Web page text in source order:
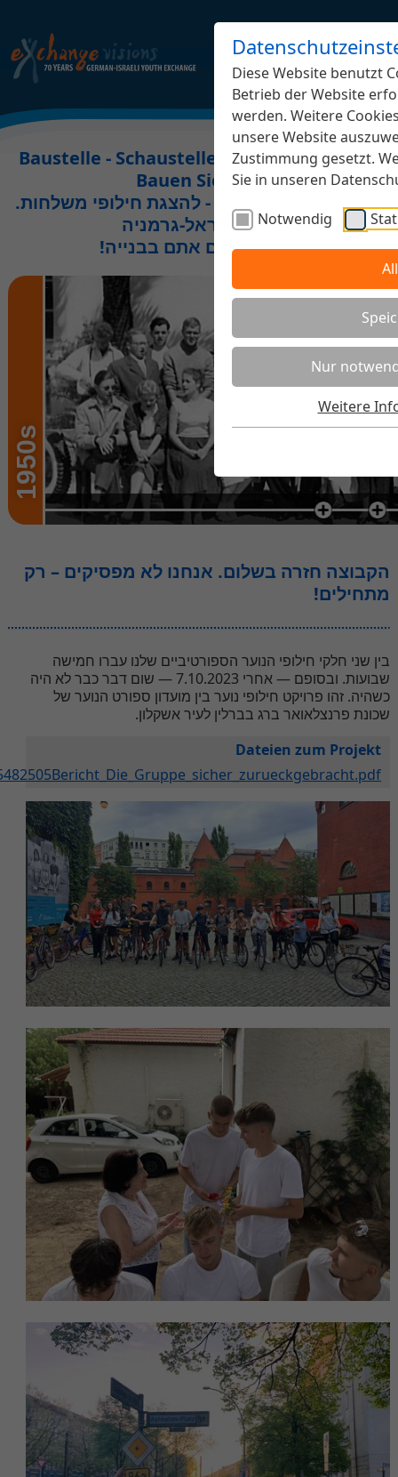
Diese Website benutzt
Betrieb der Website
werden. Weitere
unsere Website
Zustimmung gesetzt.
Sie in unseren
Notwendig
Nur
Weitere
Baustelle - Schaustelle Jugendaustausch.
Bauen Sie mit!
.אתר בבנייה משותפת - להצגת חילופי משלחות
נוער ישראל-גרמניה
!השתתפו גם אתם בבנייה
1950s
הקבוצה חזרה בשלום. אנחנו לא מפסיקים – רק
מתחילים!
בין שני חלקי חילופי הנוער הספורטיביים שלנו עברו חמישה
שבועות. ובסופם — אחרי 7.10.2023 — שום דבר כבר לא היה
כשהיה. זהו פרויקט חילופי נוער בין מועדון ספורט הנוער של
שכונת פרנצלאואר ברג בברלין לעיר אשקלון.
Dateien zum Projekt